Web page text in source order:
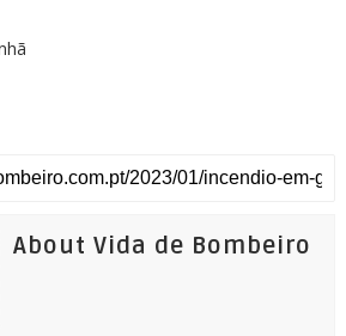
About Vida de Bombeiro